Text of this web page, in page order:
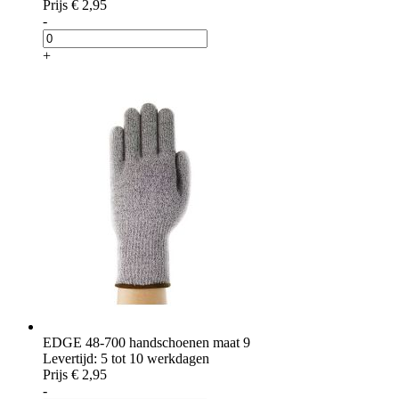
Prijs € 2,95
-
+
EDGE 48-700 handschoenen maat 9
Levertijd: 5 tot 10 werkdagen
Prijs € 2,95
-